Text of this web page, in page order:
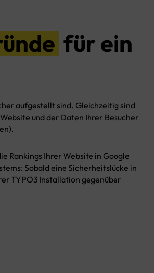
für ein
aufgestellt sind. Gleichzeitig sind
und der Daten Ihrer Besucher
Rankings Ihrer Website in Google
Sobald eine Sicherheitslücke in
TYPO3 Installation gegenüber